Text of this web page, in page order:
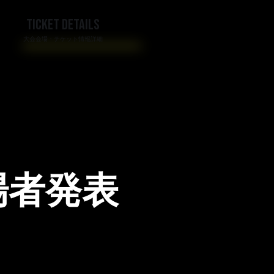
TICKET DETAILS
大会会場・チケット情報詳細
発表